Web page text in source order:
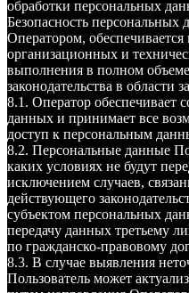
обработки персональных
Безопасность персональных
Оператором,
организационных и
выполнения в полном
законодательства в
8.1. Оператор обеспечивает
данных и принимает все
доступ к персональным
8.2. Персональные данные
каких условиях не будут
исключением случаев,
действующего
субъектом персональных
передачу данных третьему
по гражданско-правовому
8.3. В случае выявления
Пользователь может